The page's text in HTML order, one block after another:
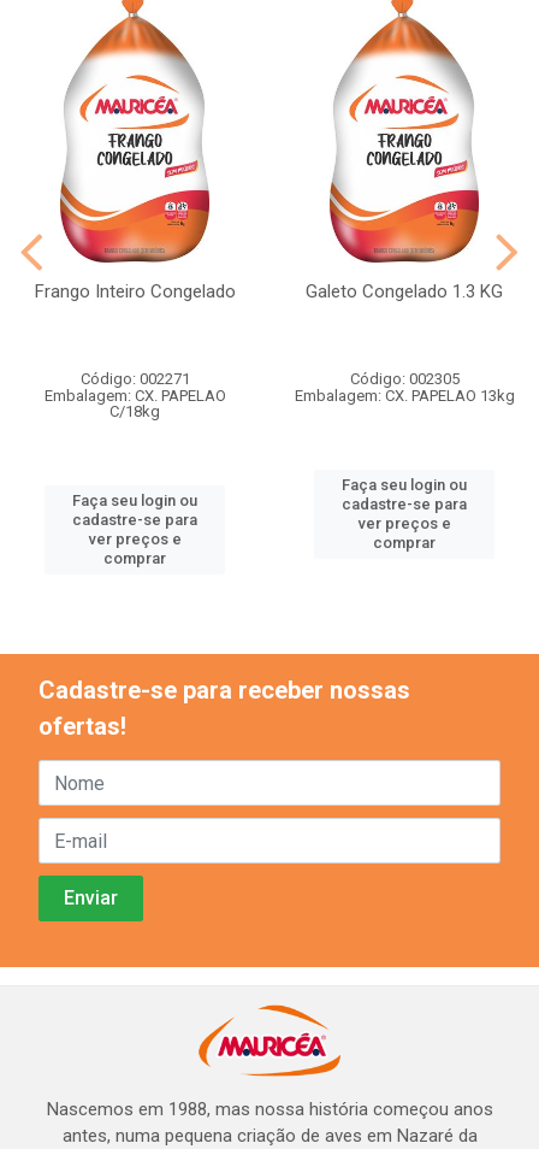
Frango Inteiro Congelado
Código: 002271
Embalagem: CX. PAPELAO
C/18kg
Faça seu login ou
cadastre-se para
ver preços e
comprar
Galeto Congelado 1.3 KG
Código: 002305
Embalagem: CX. PAPELAO 13kg
Faça seu login ou
cadastre-se para
ver preços e
comprar
Cadastre-se para receber nossas
ofertas!
Nascemos em 1988, mas nossa história começou anos
antes, numa pequena criação de aves em Nazaré da